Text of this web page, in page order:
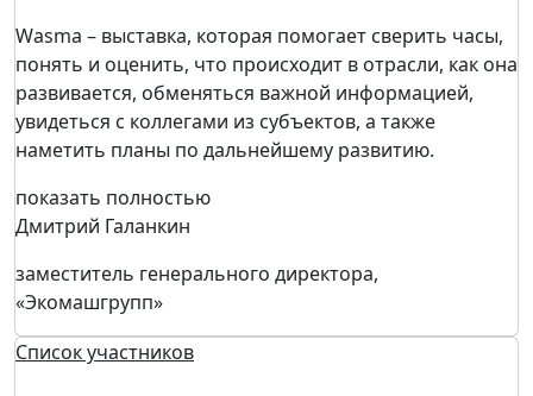
Wasma – выставка, которая помогает сверить часы,
понять и оценить, что происходит в отрасли, как она
развивается, обменяться важной информацией,
увидеться с коллегами из субъектов, а также
наметить планы по дальнейшему развитию.
показать полностью
Дмитрий Галанкин
заместитель генерального директора,
«Экомашгрупп»
Список участников